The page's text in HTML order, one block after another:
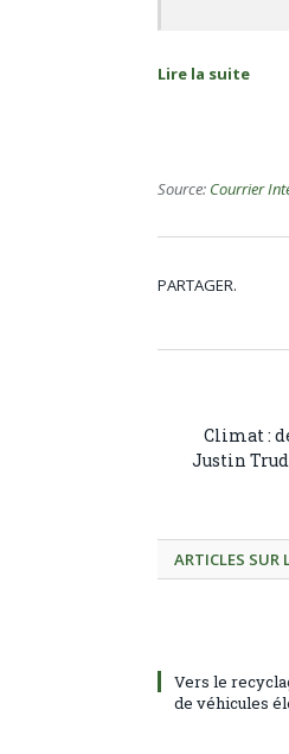
Lire la suite
Source: Courrier
PARTAGER.
Climat :
Justin
ARTICLES SUR
Vers le
de véhicules